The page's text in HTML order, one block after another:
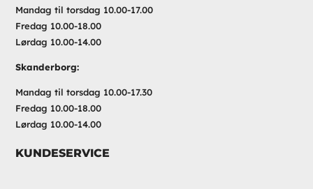
Mandag til torsdag 10.00-17.00
Fredag 10.00-18.00
Lørdag 10.00-14.00
Skanderborg:
Mandag til torsdag 10.00-17.30
Fredag 10.00-18.00
Lørdag 10.00-14.00
KUNDESERVICE